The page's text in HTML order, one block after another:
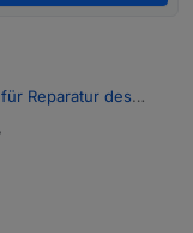
Reparatur des
R gewesen zu
fürs Reparieren.